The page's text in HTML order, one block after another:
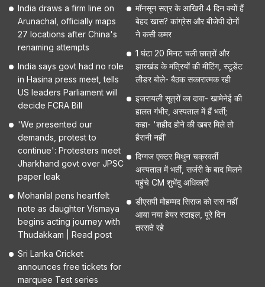
India draws a firm line on
Arunachal, officially maps
27 locations after China's
renaming attempts
India says govt had no role
in Hasina press meet, tells
US leaders Parliament will
decide FCRA Bill
'We presented our
demands, protest to
continue': Protesters meet
Jharkhand govt over JPSC
paper leak
Mohanlal pens heartfelt
note as daughter Vismaya
begins acting journey with
Thudakkam | Read post
Sri Lanka Cricket
announces free tickets for
marquee Test series
मॉनसून सत्र के आखिरी 4 दिन क्यों हैं
बेहद खास? कांग्रेस और बीजेपी दोनों
ने कसी कमर
1 घंटा 20 मिनट चली छात्रों और
झारखंड के मंत्रियों की मीटिंग, स्टूडेंट
लीडर बोले- बैठक सकारात्मक रही
इजरायली सूत्रों का दावा- खामेनेई की
हालत गंभीर, अस्पताल में हैं भर्ती;
कहा- 'शहीद होने की खबर मिले तो
हैरानी नहीं'
दिग्गज एक्टर मिथुन चक्रवर्ती
अस्पताल में भर्ती, सर्जरी के बाद मिलने
पहुंचे CM शुभेंदु अधिकारी
डीएसपी मोहम्मद सिराज को रास नहीं
आया नया हेयर स्टाइल, पूरे दिन
तरसते रहे